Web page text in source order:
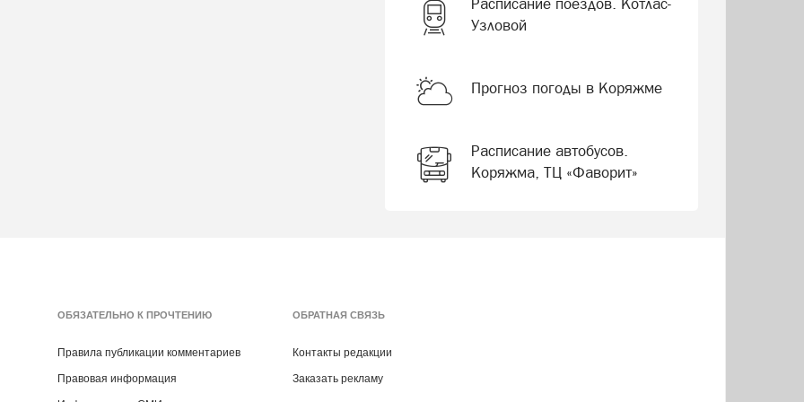
Узловой
Прогноз погоды в Коряжме
Расписание автобусов.
Коряжма, ТЦ «Фаворит»
ОБЯЗАТЕЛЬНО К ПРОЧТЕНИЮ
Правила публикации комментариев
Правовая информация
ОБРАТНАЯ СВЯЗЬ
Контакты редакции
Заказать рекламу